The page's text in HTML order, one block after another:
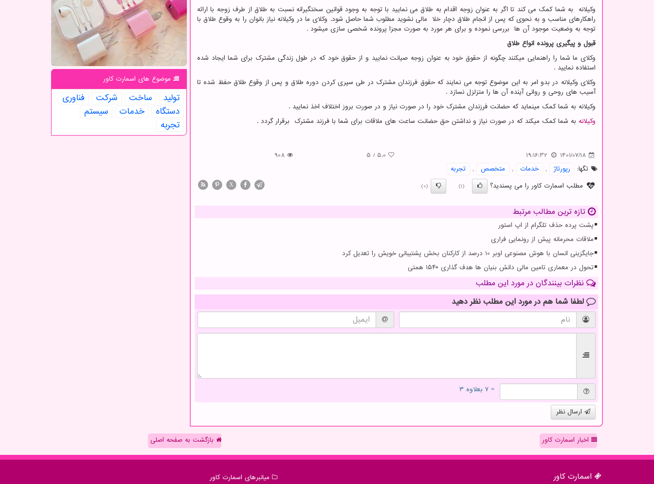
وکیلانه به شما کمک می کند تا اگر به عنوان زوجه اقدام به طلاق می نمایید با توجه به وجود قوانین سختگیرانه نسبت به طلاق از طرف زوجه با ارائه
راهکارهای مناسب و به نحوی که پس از انجام طلاق دچار خلا مالی نشوید مطلوب شما حاصل شود. وکلای ما در وکیلانه نیاز بانوان را به وقوع طلاق با
توجه به وضعیت موجود آن ها بررسی نموده و برای هر مورد به صورت مجزا پرونده شخصی سازی میشود .
قبول و پیگیری پرونده انواع طلاق
وکلای ما شما را راهنمایی میکنند چگونه از حقوق خود به عنوان زوجه صیانت نمایید و از حقوق خود که در طول زندگی مشترک برای شما ایجاد شده
استفاده نمایید .
وکلای وکیلانه در بدو امر به این موضوع توجه می نمایند که حقوق فرزندان مشترک در طی سپری کردن دوره طلاق و پس از وقوع طلاق حفظ شده تا
آسیب های روحی و روانی آینده آن ها را متزلزل نسازد .
وکیلانه به شما کمک مینماید که حضانت فرزندان مشترک خود را در صورت نیاز و در صورت بروز اختلاف اخذ نمایید .
وکیلانه به شما کمک میکند که در صورت نیاز و نداشتن حق حضانت ساعت های ملاقات برای شما با فرزند مشترک برقرار گردد .
1401/07/18
19:16:32
5.0
/
5
908
تگها:
رپورتاژ , خدمات , متخصص ,
تجربه
مطلب اسمارت کاور را می پسندید؟
(1)
(0)
X
تازه ترین مطالب مرتبط
پشت پرده حذف تلگرام از اپ استور
ملاقات محرمانه پیش از رونمایی فراری
جایگزینی انسان با هوش مصنوعی اوبر 10 درصد از کارکنان بخش پشتیبانی خویش را تعدیل کرد
تحول در معماری تامین مالی دانش بنیان ها هدف گذاری ۱۵۴۰ همتی
نظرات بینندگان در مورد این مطلب
لطفا شما هم در مورد این مطلب نظر دهید
= ۷ بعلاوه ۳
ارسال نظر
موضوع های اسمارت كاور
تولید ساخت شركت
فناوری
دستگاه
خدمات
سیستم
تجربه
اخبار اسمارت کاور بازگشت به صفحه اصلی
اسمارت كاور میانبرهای اسمارت كاور